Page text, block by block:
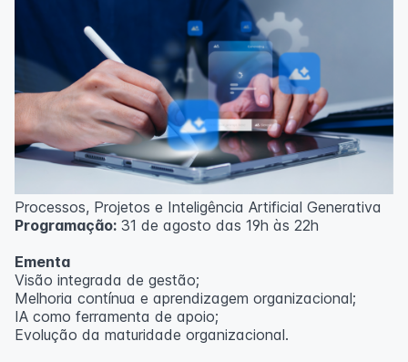
Processos, Projetos e Inteligência Artificial Generativa
Programação: 31 de agosto das 19h às 22h
Ementa
Visão integrada de gestão;
Melhoria contínua e aprendizagem organizacional;
IA como ferramenta de apoio;
Evolução da maturidade organizacional.